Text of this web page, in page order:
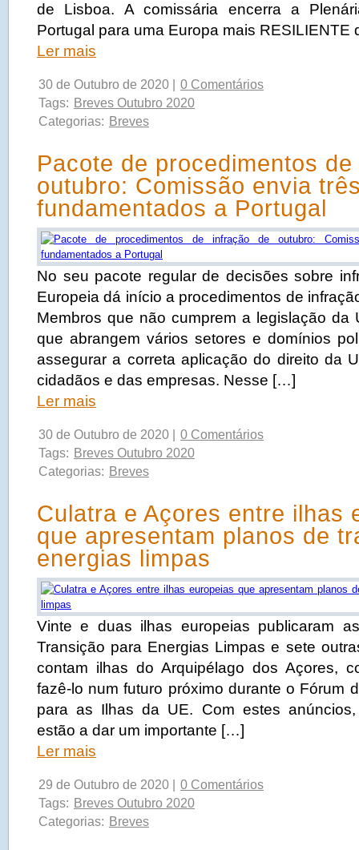
de Lisboa. A comissária encerra a
Portugal para uma Europa mais
Ler mais
30 de Outubro de 2020 |
0 Comentários
Tags: Breves Outubro 2020
Categorias: Breves
Pacote de procedimentos
outubro: Comissão envia
fundamentados a Portugal
No seu pacote regular de decisões sobre
Europeia dá início a procedimentos de
Membros que não cumprem a legislação da
que abrangem vários setores e domínios
assegurar a correta aplicação do direito da
cidadãos e das empresas. Nesse […]
Ler mais
30 de Outubro de 2020 |
0 Comentários
Tags: Breves Outubro 2020
Categorias: Breves
Culatra e Açores entre ilhas
que apresentam planos de
energias limpas
Vinte e duas ilhas europeias publicaram
Transição para Energias Limpas e sete
contam ilhas do Arquipélago dos Açores,
fazê-lo num futuro próximo durante o Fórum
para as Ilhas da UE. Com estes
estão a dar um importante […]
Ler mais
29 de Outubro de 2020 |
0 Comentários
Tags: Breves Outubro 2020
Categorias: Breves